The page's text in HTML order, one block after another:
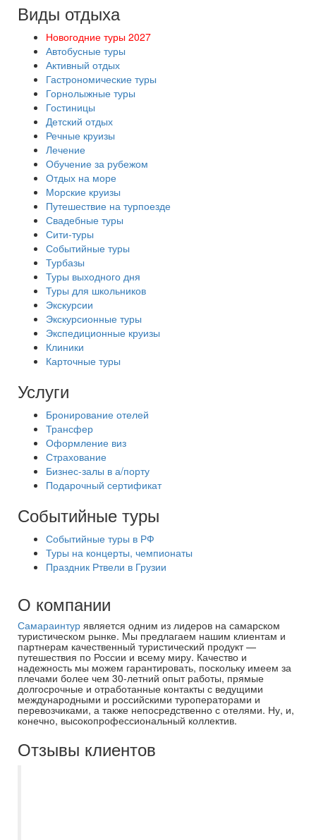
Виды отдыха
Новогодние туры 2027
Автобусные туры
Активный отдых
Гастрономические туры
Горнолыжные туры
Гостиницы
Детский отдых
Речные круизы
Лечение
Обучение за рубежом
Отдых на море
Морские круизы
Путешествие на турпоезде
Свадебные туры
Сити-туры
Событийные туры
Турбазы
Туры выходного дня
Туры для школьников
Экскурсии
Экскурсионные туры
Экспедиционные круизы
Клиники
Карточные туры
Услуги
Бронирование отелей
Трансфер
Оформление виз
Страхование
Бизнес-залы в а/порту
Подарочный сертификат
Событийные туры
Событийные туры в РФ
Туры на концерты, чемпионаты
Праздник Ртвели в Грузии
О компании
Самараинтур является одним из лидеров на самарском
туристическом рынке. Мы предлагаем нашим клиентам и
партнерам качественный туристический продукт —
путешествия по России и всему миру. Качество и
надежность мы можем гарантировать, поскольку имеем за
плечами более чем 30-летний опыт работы, прямые
долгосрочные и отработанные контакты с ведущими
международными и российскими туроператорами и
перевозчиками, а также непосредственно с отелями. Ну, и,
конечно, высокопрофессиональный коллектив.
Отзывы клиентов